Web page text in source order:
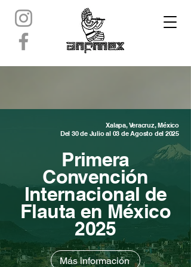
Xalapa, Veracruz, México
Del 30 de Julio al 03 de Agosto del 2025
Primera
Convención
Internacional de
Flauta en México
2025
Más información